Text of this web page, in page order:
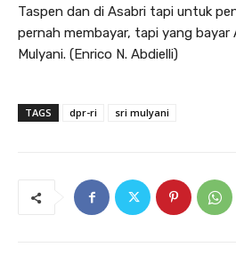
Taspen dan di Asabri tapi untuk
pernah membayar, tapi yang bayar
Mulyani. (Enrico N. Abdielli)
TAGS dpr-ri sri mulyani